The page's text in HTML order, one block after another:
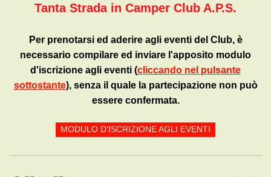
Tanta Strada in Camper Club A.P.S.
Per prenotarsi ed aderire agli eventi del Club, è
necessario compilare ed inviare l'apposito modulo
d'iscrizione agli eventi (cliccando nel pulsante
sottostante), senza il quale la partecipazione non può
essere confermata.
MODULO D'ISCRIZIONE AGLI EVENTI